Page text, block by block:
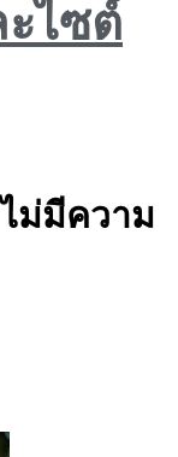
ไซต์
ไม่มีความ